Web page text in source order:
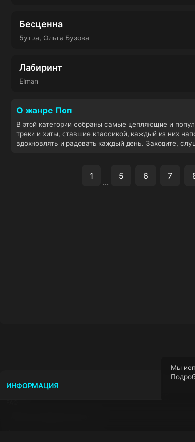
Бесценна
5утра, Ольга Бузова
Лабиринт
Elman
О жанре Поп
В этой категории собраны самые цепляющие и
треки и хиты, ставшие классикой, каждый из них
вдохновлять и радовать каждый день. Заходите,
1
...
5 6 7
ИНФОРМАЦИЯ
Мы